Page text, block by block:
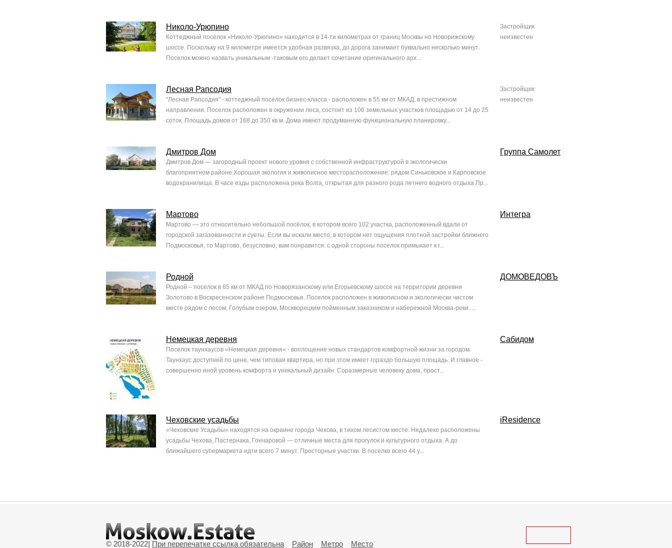
Николо-Урюпино
Коттеджный поселок «Николо-Урюпино» находится в 14-ти километрах от границ Москвы но Новорижскому
шоссе. Поскольку на 9 километре имеется удобная развязка, до дорога занимает буквально несколько минут.
Поселок можно назвать уникальным -таковым его делает сочетание оригинального арх...
Застройщик
неизвестен
Лесная Рапсодия
"Лесная Рапсодия" - коттеджный поселок бизнес-класса - расположен в 55 км от МКАД, в престижном
направлении. Поселок расположен в окружении леса, состоит из 106 земельных участков площадью от 14 до 25
соток. Площадь домов от 168 до 350 кв.м. Дома имеют продуманную функциональную планировку...
Застройщик
неизвестен
Дмитров Дом
Дмитров Дом — загородный проект нового уровня с собственной инфраструктурой в экологически
благоприятном районе.Хорошая экология и живописное месторасположение: рядом Синьковское и Карповское
водохранилища. В часе езды расположена река Волга, открытая для разного рода летнего водного отдыха.Пр...
Группа Самолет
Мартово
Мартово — это относительно небольшой посёлок, в котором всего 102 участка, расположенный вдали от
городской загазованности и суеты. Если вы искали место, в котором нет ощущения плотной застройки ближнего
Подмосковья, то Мартово, безусловно, вам понравится: с одной стороны поселок примыкает к г...
Интегра
Родной
Родной – поселок в 65 км от МКАД по Новорязанскому или Егорьевскому шоссе на территории деревни
Золотово в Воскресенском районе Подмосковья. Поселок расположен в живописном и экологически чистом
месте рядом с лесом, Голубым озером, Москворецким пойменным заказником и набережной Москва-реки. ...
ДОМОВЕДОВЪ
Немецкая деревня
Поселок таунхаусов «Немецкая деревня» - воплощение новых стандартов комфортной жизни за городом.
Таунхаус доступней по цене, чем типовая квартира, но при этом имеет гораздо большую площадь. И главное -
совершенно иной уровень комфорта и уникальный дизайн. Соразмерные человеку дома, прост...
Сабидом
Чеховские усадьбы
«Чеховские Усадьбы» находятся на окраине города Чехова, в тихом лесистом месте. Недалеко расположены
усадьбы Чехова, Пастернака, Гончаровой — отличные места для прогулок и культурного отдыха. А до
ближайшего супермаркета идти всего 7 минут. Просторные участки. В поселке всего 44 у...
iResidence
© 2018-2022| При перепечатке ссылка обязательна Район Метро Место